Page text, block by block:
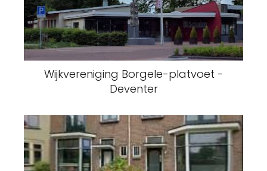
Wijkvereniging Borgele-platvoet -
Deventer